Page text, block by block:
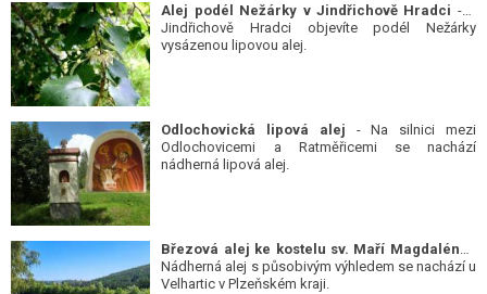
Alej podél Nežárky v Jindřichově Hradci - V
Jindřichově Hradci objevíte podél Nežárky
vysázenou lipovou alej.
Odlochovická lipová alej - Na silnici mezi
Odlochovicemi a Ratměřicemi se nachází
nádherná lipová alej.
Březová alej ke kostelu sv. Maří Magdalény-
Nádherná alej s působivým výhledem se nachází u
Velhartic v Plzeňském kraji.